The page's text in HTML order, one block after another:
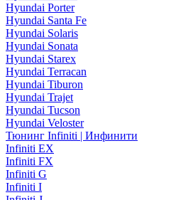
Hyundai Porter
Hyundai Santa Fe
Hyundai Solaris
Hyundai Sonata
Hyundai Starex
Hyundai Terracan
Hyundai Tiburon
Hyundai Trajet
Hyundai Tucson
Hyundai Veloster
Тюнинг Infiniti | Инфинити
Infiniti EX
Infiniti FX
Infiniti G
Infiniti I